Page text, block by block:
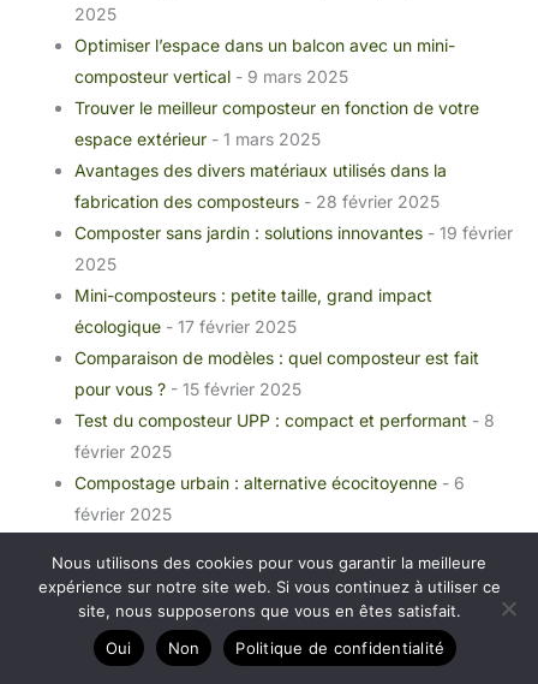
2025
Optimiser l’espace dans un balcon avec un mini-
composteur vertical - 9 mars 2025
Trouver le meilleur composteur en fonction de votre
espace extérieur - 1 mars 2025
Avantages des divers matériaux utilisés dans la
fabrication des composteurs - 28 février 2025
Composter sans jardin : solutions innovantes - 19 février
2025
Mini-composteurs : petite taille, grand impact
écologique - 17 février 2025
Comparaison de modèles : quel composteur est fait
pour vous ? - 15 février 2025
Test du composteur UPP : compact et performant - 8
février 2025
Compostage urbain : alternative écocitoyenne - 6
février 2025
avec style
- 20 janvier 2025
Les composteurs de jardin
Nous utilisons des cookies pour vous garantir la meilleure
expérience sur notre site web. Si vous continuez à utiliser ce
site, nous supposerons que vous en êtes satisfait.
Oui
Non Politique de confidentialité